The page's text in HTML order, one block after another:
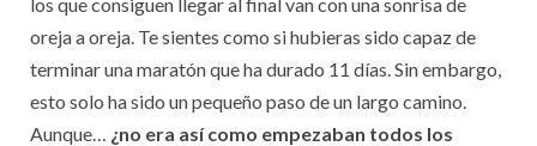
oreja a oreja. Te sientes como si hubieras sido capaz de
terminar una maratón que ha durado 11 días. Sin embargo,
esto solo ha sido un pequeño paso de un largo camino.
Aunque… ¿no era así como empezaban todos los